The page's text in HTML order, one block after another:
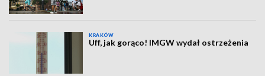
KRAKÓW
Uff, jak gorąco! IMGW wydał ostrzeżenia